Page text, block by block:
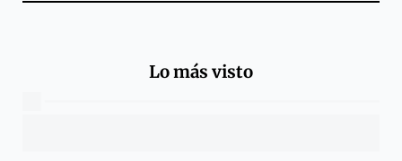
Lo más visto